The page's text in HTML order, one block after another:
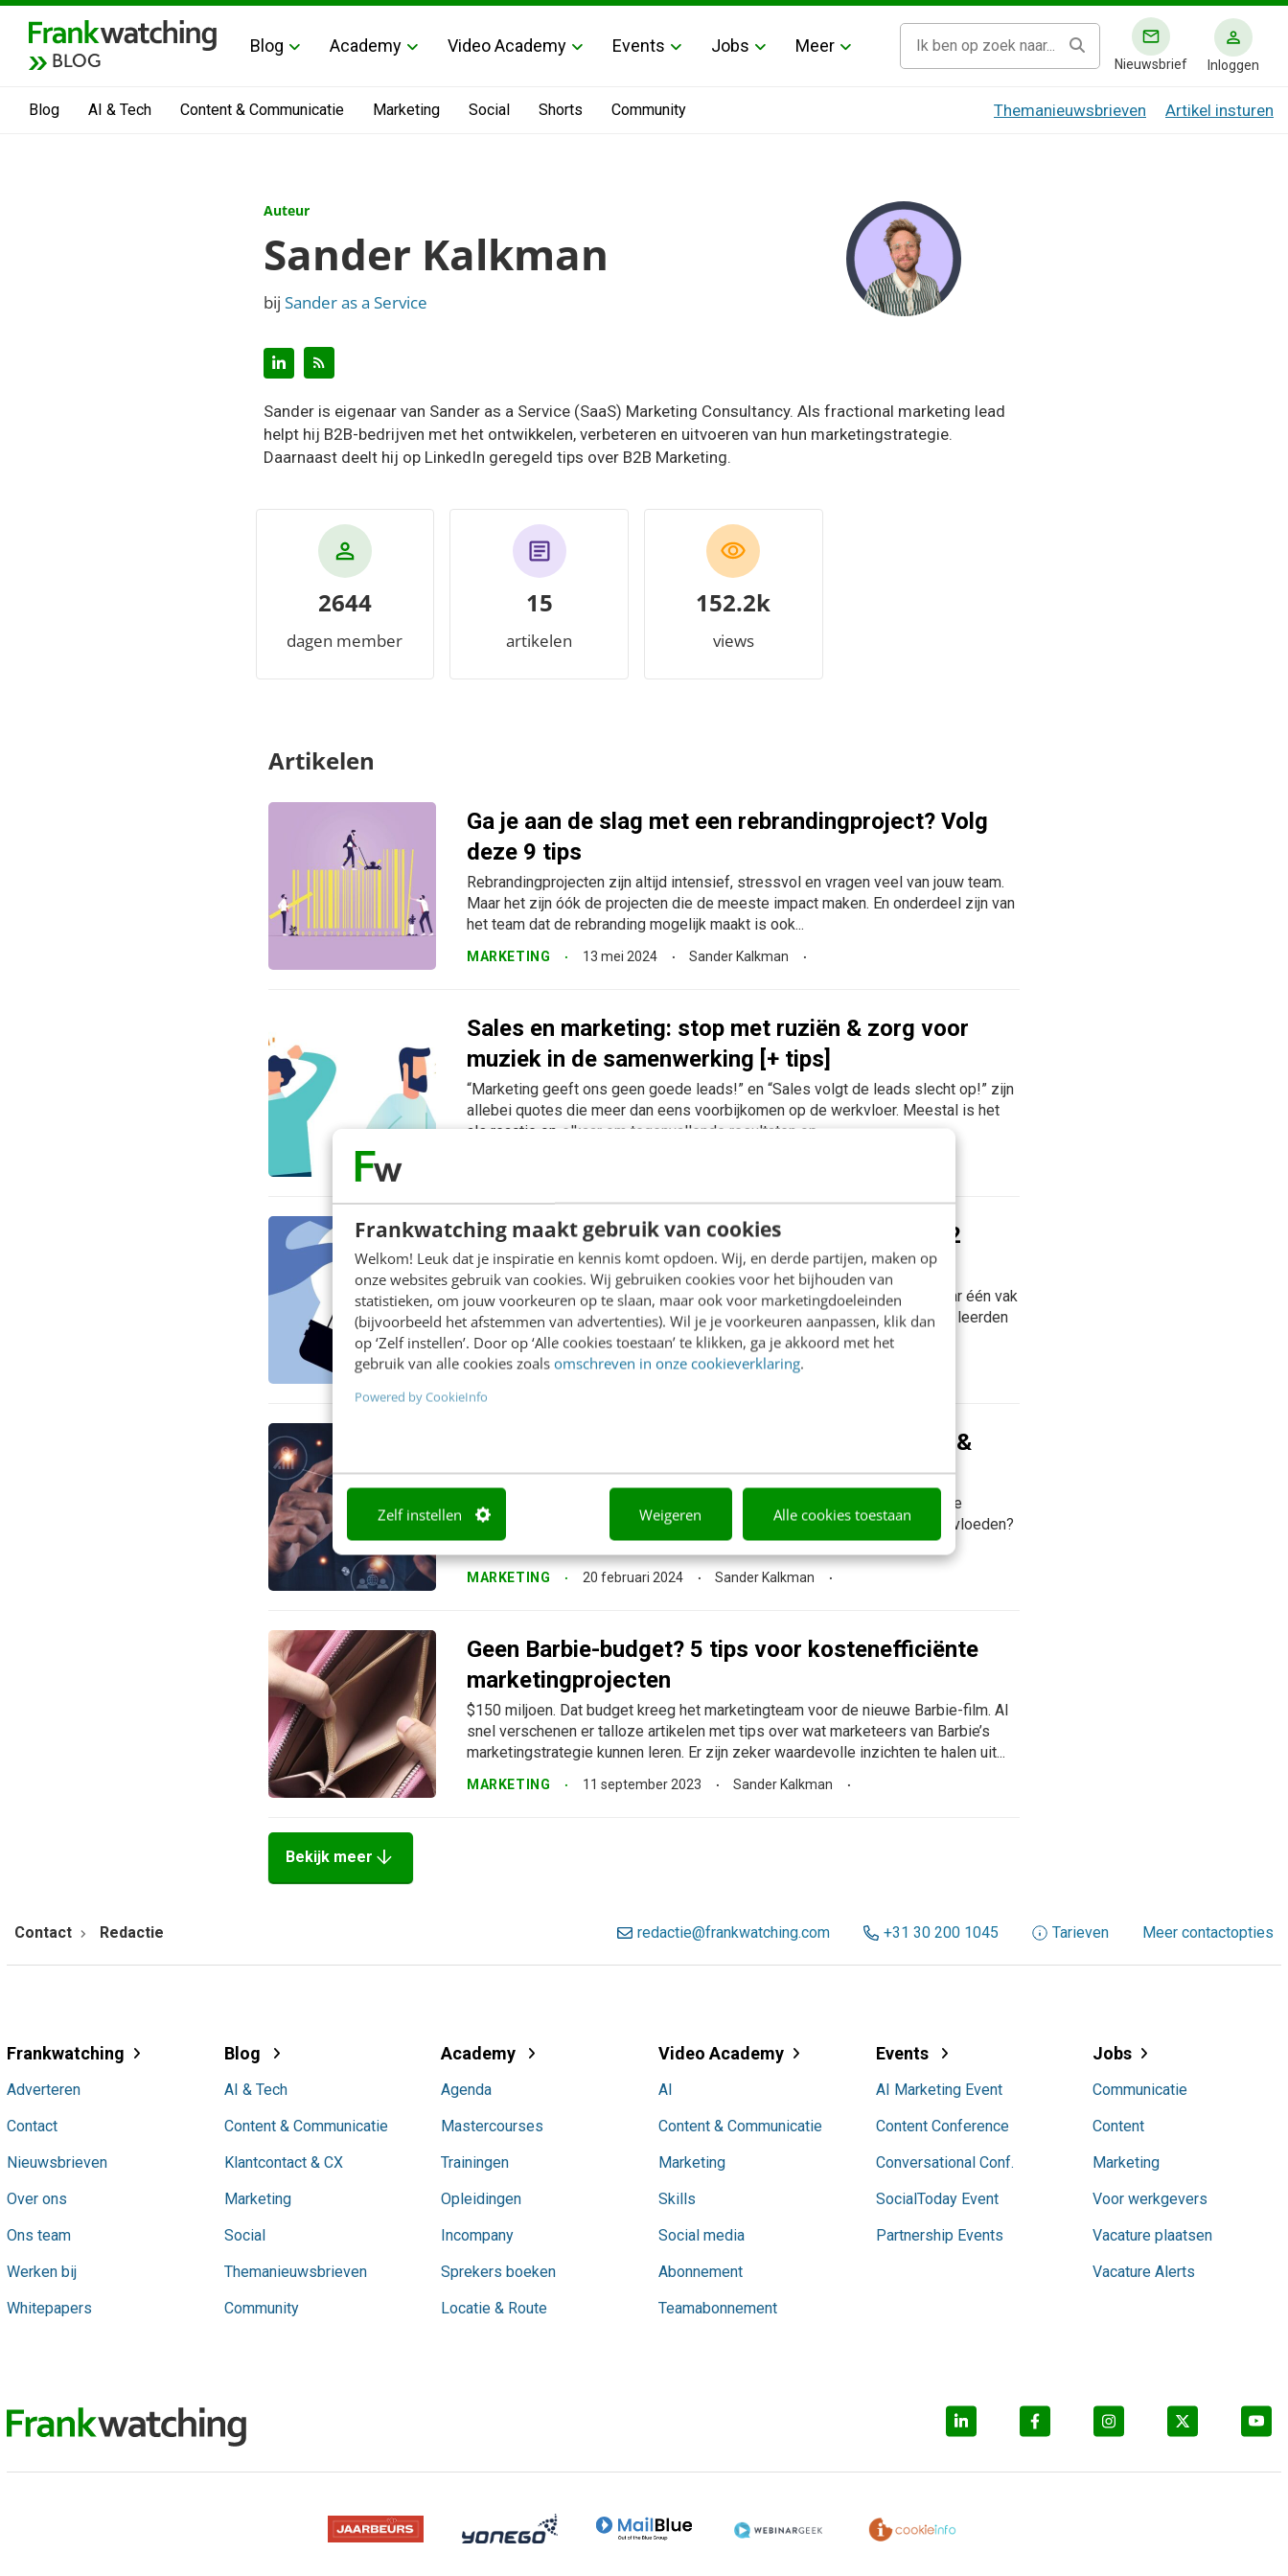
Frankwatching maakt gebruik van cookies
Welkom! Leuk dat je inspiratie en kennis komt opdoen. Wij, en derde partijen, maken op
onze websites gebruik van cookies. Wij gebruiken cookies voor het bijhouden van
statistieken, om jouw voorkeuren op te slaan, maar ook voor marketingdoeleinden
(bijvoorbeeld het afstemmen van advertenties). Wil je je voorkeuren aanpassen, klik dan
op ‘Zelf instellen’. Door op ‘Alle cookies toestaan’ te klikken, ga je akkoord met het
gebruik van alle cookies zoals omschreven in onze cookieverklaring.
Powered by CookieInfo
Zelf instellen Weigeren Alle cookies toestaan
BLOG
Blog Academy Video Academy Events Jobs Meer
Nieuwsbrief Inloggen
Blog AI & Tech Content & Communicatie Marketing Social Shorts Community Themanieuwsbrieven Artikel insturen
Auteur
Sander Kalkman
bij Sander as a Service
Sander is eigenaar van Sander as a Service (SaaS) Marketing Consultancy. Als fractional marketing lead
helpt hij B2B-bedrijven met het ontwikkelen, verbeteren en uitvoeren van hun marketingstrategie.
Daarnaast deelt hij op LinkedIn geregeld tips over B2B Marketing.
2644
dagen member
15
artikelen
171.9k
views
Artikelen
Ga je aan de slag met een rebrandingproject? Volg
deze 9 tips
Rebrandingprojecten zijn altijd intensief, stressvol en vragen veel van jouw team.
Maar het zijn óók de projecten die de meeste impact maken. En onderdeel zijn van
het team dat de rebranding mogelijk maakt is ook...
MARKETING 13 mei 2024 Sander Kalkman
Sales en marketing: stop met ruziën & zorg voor
muziek in de samenwerking [+ tips]
“Marketing geeft ons geen goede leads!” en “Sales volgt de leads slecht op!” zijn
allebei quotes die meer dan eens voorbijkomen op de werkvloer. Meestal is het
als reactie op elkaar om tegenvallende resultaten op...
Blijven leren over B2B-marketing? Volg deze 12
thought leaders
Ik herinner me dat er tijdens mijn studie marketing aan de universiteit maar één vak
was dat zich richtte op digitale marketing. En dat we eigenlijk alleen maar leerden
dat social media het volgende grote...
MARKETING 3 april 2024 Sander Kalkman
15 B2B-marketingtools voor betere processen &
positieve bedrijfsresultaten
Er zijn flink wat tools in B2B, maar welke helpen nou echt om processen te
verbeteren? En onderaan de streep de bedrijfsresultaten positief te beïnvloeden?
Hier is mijn lijst met 15 must-have marketingtools voor jouw...
MARKETING 20 februari 2024 Sander Kalkman
Geen Barbie-budget? 5 tips voor kostenefficiënte
marketingprojecten
$150 miljoen. Dat budget kreeg het marketingteam voor de nieuwe Barbie-film. Al
snel verschenen er talloze artikelen met tips over wat marketeers van Barbie’s
marketingstrategie kunnen leren. Er zijn zeker waardevolle inzichten te halen uit...
MARKETING 11 september 2023 Sander Kalkman
Bekijk meer arrow_downward
Contact Redactie redactie@frankwatching.com +31 30 200 1045 Tarieven Meer contactopties
Frankwatching
Adverteren
Contact
Nieuwsbrieven
Over ons
Ons team
Werken bij
Whitepapers
Blog
AI & Tech
Content & Communicatie
Klantcontact & CX
Marketing
Social
Themanieuwsbrieven
Community
Academy
Agenda
Mastercourses
Trainingen
Opleidingen
Incompany
Sprekers boeken
Locatie & Route
Video Academy
AI
Content & Communicatie
Marketing
Skills
Social media
Abonnement
Teamabonnement
Events
AI Marketing Event
Content Conference
Conversational Conf.
SocialToday Event
Partnership Events
Jobs
Communicatie
Content
Marketing
Voor werkgevers
Vacature plaatsen
Vacature Alerts